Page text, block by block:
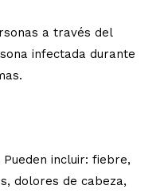
a través del
infectada durante
incluir: fiebre,
dolores de cabeza,